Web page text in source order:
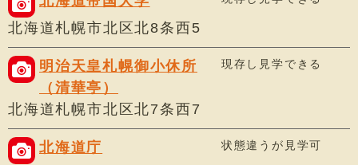
北海道札幌市北区北8条西5
明治天皇札幌御小休所
（清華亭）
現存し見学できる
北海道札幌市北区北7条西7
北海道庁 状態違うが見学可